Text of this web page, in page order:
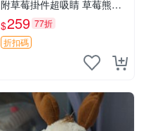
附草莓掛件超吸睛 草莓熊手
提包 草莓掛件 可愛portunes
e
$259 77折
折扣碼